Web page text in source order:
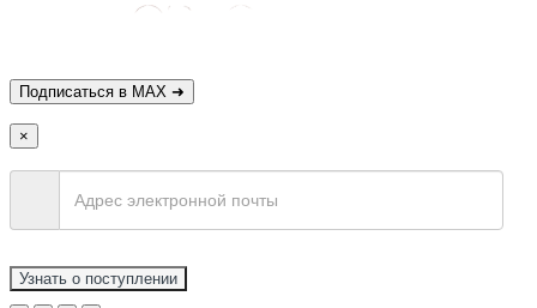
×
Узнать о поступлении